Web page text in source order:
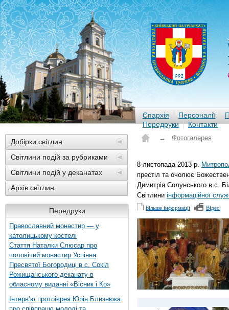
Єпархія Персоналії
Передруки
Контакти
Добірки світлин
Світлини подій за рубриками
Світлини подій у деканатах
Архів світлин
Передруки
Православний монастир — у
католицькому костелі
Стаття Наталки Слюсар про
чоловічий монастир Успіння
Пресвятої Богородиці в с. Сокіл
Рожищанського деканату в
обласному виданні «Вісник і Ко»
Інтерв’ю протоієрея Юрія Близнюка
→ Фотогалерея
8 листопада 2013 р.
престіл та очолює
Димитрія Солунського в с.
Світлини інформаційної
Більше інформації Відео